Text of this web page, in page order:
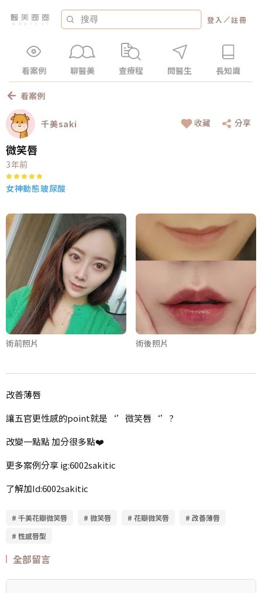
登入 ／註冊
看案例 聊醫美 查療程 問醫生 長知識
看案例
千美saki 收藏 分享
微笑唇
3年前
女神動態玻尿酸
術前照片 術後照片
改善薄唇
讓五官更性感的point就是‘’微笑唇‘’?
改變一點點 加分很多點❤️
更多案例分享 ig:6002sakitic
了解加Id:6002sakitic
# 千美花瓣微笑唇 # 微笑唇 # 花瓣微笑唇
# 改善薄唇
# 性感唇型
全部留言